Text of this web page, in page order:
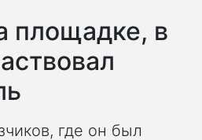
площадке, в
где он был